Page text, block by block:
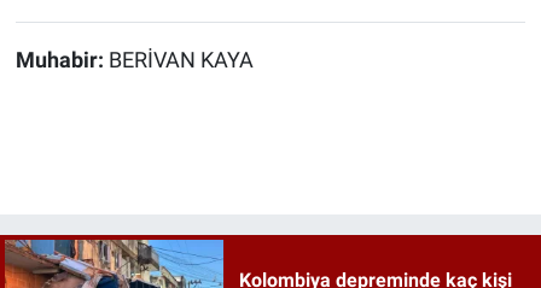
Muhabir: BERİVAN KAYA
Kolombiya depreminde kaç kişi